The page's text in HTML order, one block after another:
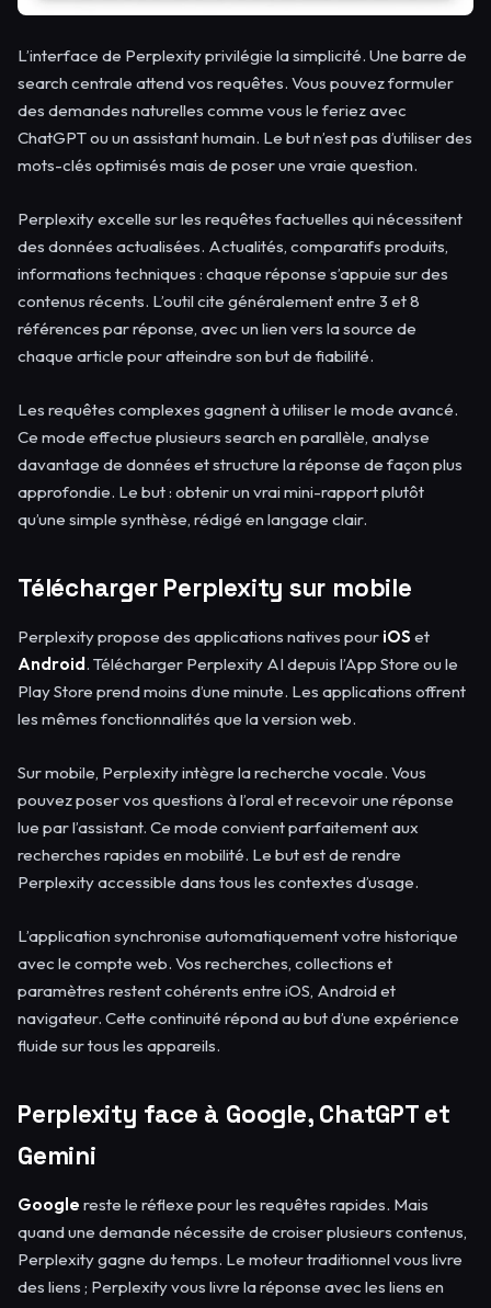
L’interface de Perplexity privilégie la simplicité. Une barre de
search centrale attend vos requêtes. Vous pouvez formuler
des demandes naturelles comme vous le feriez avec
ChatGPT ou un assistant humain. Le but n’est pas d’utiliser des
mots-clés optimisés mais de poser une vraie question.
Perplexity excelle sur les requêtes factuelles qui nécessitent
des données actualisées. Actualités, comparatifs produits,
informations techniques : chaque réponse s’appuie sur des
contenus récents. L’outil cite généralement entre 3 et 8
références par réponse, avec un lien vers la source de
chaque article pour atteindre son but de fiabilité.
Les requêtes complexes gagnent à utiliser le mode avancé.
Ce mode effectue plusieurs search en parallèle, analyse
davantage de données et structure la réponse de façon plus
approfondie. Le but : obtenir un vrai mini-rapport plutôt
qu’une simple synthèse, rédigé en langage clair.
Télécharger Perplexity sur mobile
Perplexity propose des applications natives pour iOS et
Android. Télécharger Perplexity AI depuis l’App Store ou le
Play Store prend moins d’une minute. Les applications offrent
les mêmes fonctionnalités que la version web.
Sur mobile, Perplexity intègre la recherche vocale. Vous
pouvez poser vos questions à l’oral et recevoir une réponse
lue par l’assistant. Ce mode convient parfaitement aux
recherches rapides en mobilité. Le but est de rendre
Perplexity accessible dans tous les contextes d’usage.
L’application synchronise automatiquement votre historique
avec le compte web. Vos recherches, collections et
paramètres restent cohérents entre iOS, Android et
navigateur. Cette continuité répond au but d’une expérience
fluide sur tous les appareils.
Perplexity face à Google, ChatGPT et
Gemini
Google reste le réflexe pour les requêtes rapides. Mais
quand une demande nécessite de croiser plusieurs contenus,
Perplexity gagne du temps. Le moteur traditionnel vous livre
des liens ; Perplexity vous livre la réponse avec les liens en